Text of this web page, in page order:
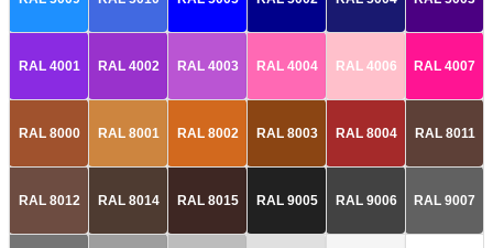
RAL 4001 RAL 4002 RAL 4003 RAL 4004 RAL 4006 RAL 4007
RAL 8000 RAL 8001 RAL 8002 RAL 8003 RAL 8004 RAL 8011
RAL 8012 RAL 8014 RAL 8015 RAL 9005 RAL 9006 RAL 9007